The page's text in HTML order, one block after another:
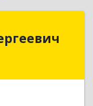
Советская ул,